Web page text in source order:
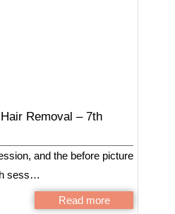
Removal – 7th
and the before picture
sess…
Read more